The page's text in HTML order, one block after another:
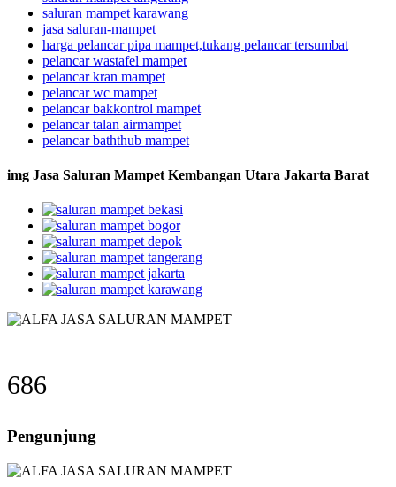
saluran mampet karawang
jasa saluran-mampet
harga pelancar pipa mampet,tukang pelancar tersumbat
pelancar wastafel mampet
pelancar kran mampet
pelancar wc mampet
pelancar bakkontrol mampet
pelancar talan airmampet
pelancar baththub mampet
img Jasa Saluran Mampet Kembangan Utara Jakarta Barat
686
Pengunjung